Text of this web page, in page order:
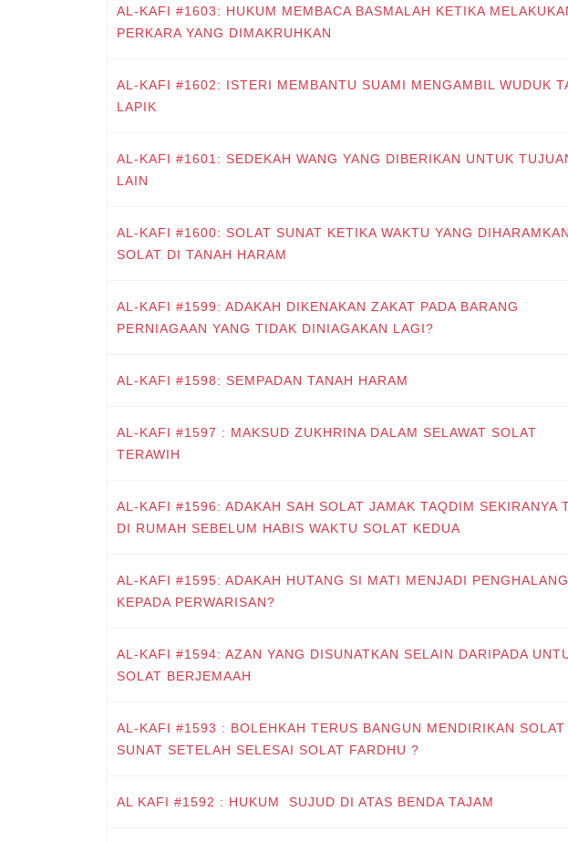
AL-KAFI #1603: HUKUM MEMBACA BASMALAH KETIKA
PERKARA YANG DIMAKRUHKAN
AL-KAFI #1602: ISTERI MEMBANTU SUAMI MENGAMBIL WUDUK
LAPIK
AL-KAFI #1601: SEDEKAH WANG YANG DIBERIKAN UNTUK
LAIN
AL-KAFI #1600: SOLAT SUNAT KETIKA WAKTU YANG DIHARAMKAN
SOLAT DI TANAH HARAM
AL-KAFI #1599: ADAKAH DIKENAKAN ZAKAT PADA BARANG
PERNIAGAAN YANG TIDAK DINIAGAKAN LAGI?
AL-KAFI #1598: SEMPADAN TANAH HARAM
AL-KAFI #1597 : MAKSUD ZUKHRINA DALAM SELAWAT SOLAT
TERAWIH
AL-KAFI #1596: ADAKAH SAH SOLAT JAMAK TAQDIM SEKIRANYA
DI RUMAH SEBELUM HABIS WAKTU SOLAT KEDUA
AL-KAFI #1595: ADAKAH HUTANG SI MATI MENJADI PENGHALANG
KEPADA PERWARISAN?
AL-KAFI #1594: AZAN YANG DISUNATKAN SELAIN DARIPADA
SOLAT BERJEMAAH
AL-KAFI #1593 : BOLEHKAH TERUS BANGUN MENDIRIKAN SOLAT
SUNAT SETELAH SELESAI SOLAT FARDHU ?
AL KAFI #1592 : HUKUM SUJUD DI ATAS BENDA TAJAM